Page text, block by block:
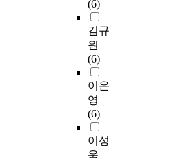
(6)
김규
원
(6)
이은
영
(6)
이성
욱